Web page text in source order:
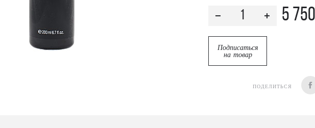
5 750
Подписаться
на товар
ПОДЕЛИТЬСЯ